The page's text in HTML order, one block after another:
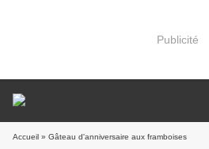
Publicité
Accueil » Gâteau d'anniversaire aux framboises